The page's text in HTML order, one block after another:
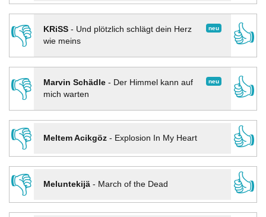
👎
neu
KRiSS- Und plötzlich schlägt dein Herz
wie meins
👍
👎 neu
Marvin Schädle- Der Himmel kann auf
mich warten
👍
👎
Meltem Acikgöz- Explosion In My Heart
👍
👎
Meluntekijä- March of the Dead
👍